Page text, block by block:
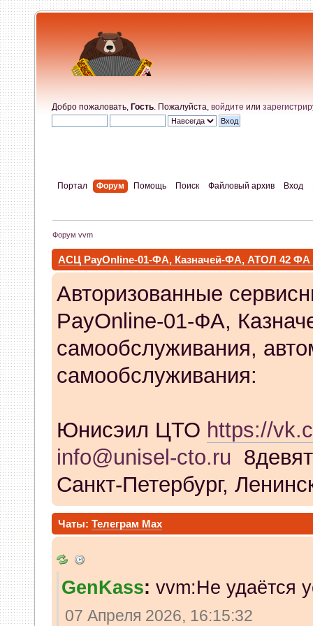
Добро пожаловать, Гость . Пожалуйста, войдите или
Портал Форум Помощь Поиск Файловый архив Вход
Форум vvm
АСЦ PayOnline-01-ФА, Казначей-ФА, АТОЛ 42 ФА
Авторизованные
PayOnline-01-ФА,
самообслуживания,
самообслуживания:
Юнисэил ЦТО https://
info@unisel-cto.ru
Санкт-Петербург,
Чаты:Телеграм Max
GenKass: vvm:Не удаётся
07 Апреля 2026, 16:15:32